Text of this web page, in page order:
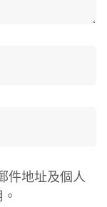
件地址及個人